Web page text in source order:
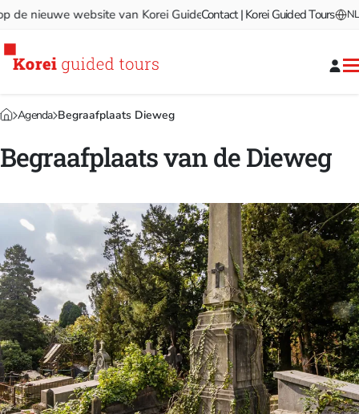
nieuwe website van Korei Guided Tours! Welkom op de
Contact | Korei Guided Tours NL
Agenda Begraafplaats Dieweg
Begraafplaats van de Dieweg